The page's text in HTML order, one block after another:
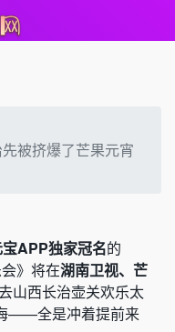
被挤爆了芒果元宵
APP独家冠名的
》将在湖南卫视、芒
山西长治壶关欢乐太
——全是冲着提前来